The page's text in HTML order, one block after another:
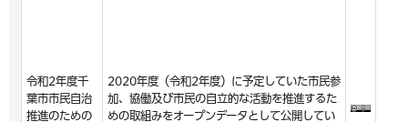
令和2年度千
葉市市民自治
推進のための
2020年度（令和2年度）に予定していた市民参
加、協働及び市民の自立的な活動を推進するた
めの取組みをオープンデータとして公開してい